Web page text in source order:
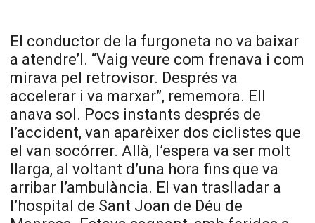
El conductor de la furgoneta no va baixar
a atendre’l. “Vaig veure com frenava i com
mirava pel retrovisor. Després va
accelerar i va marxar”, rememora. Ell
anava sol. Pocs instants després de
l’accident, van aparèixer dos ciclistes que
el van socórrer. Allà, l’espera va ser molt
llarga, al voltant d’una hora fins que va
arribar l’ambulància. El van traslladar a
l’hospital de Sant Joan de Déu de